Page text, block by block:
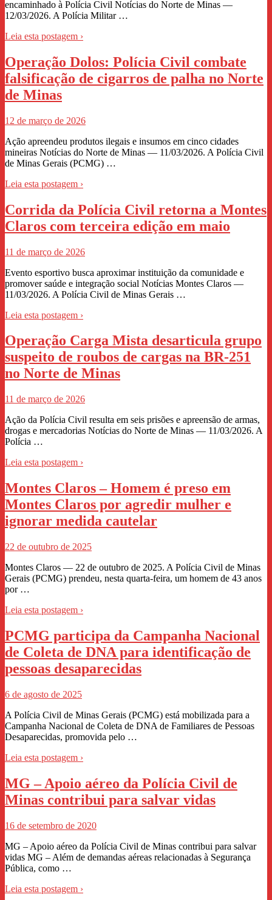
encaminhado à Polícia Civil Notícias do Norte de Minas —
12/03/2026. A Polícia Militar …
Leia esta postagem ›
Operação Dolos: Polícia Civil combate
falsificação de cigarros de palha no Norte
de Minas
12 de março de 2026
Ação apreendeu produtos ilegais e insumos em cinco cidades
mineiras Notícias do Norte de Minas — 11/03/2026. A Polícia Civil
de Minas Gerais (PCMG) …
Leia esta postagem ›
Corrida da Polícia Civil retorna a Montes
Claros com terceira edição em maio
11 de março de 2026
Evento esportivo busca aproximar instituição da comunidade e
promover saúde e integração social Notícias Montes Claros —
11/03/2026. A Polícia Civil de Minas Gerais …
Leia esta postagem ›
Operação Carga Mista desarticula grupo
suspeito de roubos de cargas na BR-251
no Norte de Minas
11 de março de 2026
Ação da Polícia Civil resulta em seis prisões e apreensão de armas,
drogas e mercadorias Notícias do Norte de Minas — 11/03/2026. A
Polícia …
Leia esta postagem ›
Montes Claros – Homem é preso em
Montes Claros por agredir mulher e
ignorar medida cautelar
22 de outubro de 2025
Montes Claros — 22 de outubro de 2025. A Polícia Civil de Minas
Gerais (PCMG) prendeu, nesta quarta-feira, um homem de 43 anos
por …
Leia esta postagem ›
PCMG participa da Campanha Nacional
de Coleta de DNA para identificação de
pessoas desaparecidas
6 de agosto de 2025
A Polícia Civil de Minas Gerais (PCMG) está mobilizada para a
Campanha Nacional de Coleta de DNA de Familiares de Pessoas
Desaparecidas, promovida pelo …
Leia esta postagem ›
MG – Apoio aéreo da Polícia Civil de
Minas contribui para salvar vidas
16 de setembro de 2020
MG – Apoio aéreo da Polícia Civil de Minas contribui para salvar
vidas MG – Além de demandas aéreas relacionadas à Segurança
Pública, como …
Leia esta postagem ›